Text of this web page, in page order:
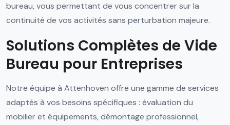
bureau, vous permettant de vous concentrer sur la
continuité de vos activités sans perturbation majeure.
Solutions Complètes de Vide
Bureau pour Entreprises
Notre équipe à Attenhoven offre une gamme de services
adaptés à vos besoins spécifiques : évaluation du
mobilier et équipements, démontage professionnel,